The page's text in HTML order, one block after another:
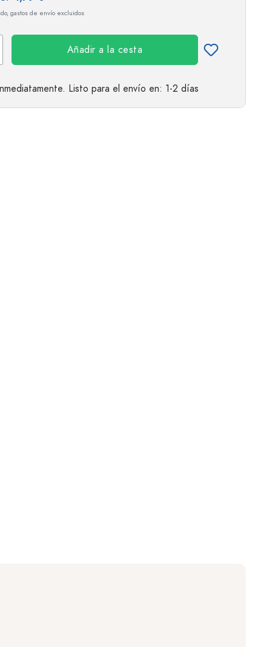
gastos de envío excluidos
Añadir a la cesta
Listo para el envío en: 1-2 días